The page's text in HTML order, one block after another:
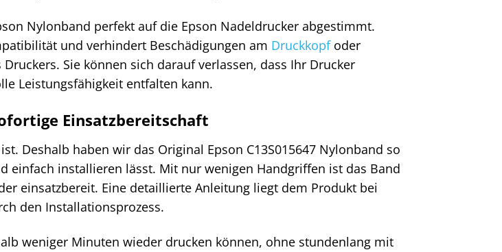
Nylonband perfekt auf die Epson Nadeldrucker abgestimmt.
und verhindert Beschädigungen am Druckkopfoder
Sie können sich darauf verlassen, dass Ihr Drucker
Leistungsfähigkeit entfalten kann.
Einsatzbereitschaft
Deshalb haben wir das Original Epson C13S015647 Nylonband so
einfach installieren lässt. Mit nur wenigen Handgriffen ist das Band
einsatzbereit. Eine detaillierte Anleitung liegt dem Produkt bei
den Installationsprozess.
weniger Minuten wieder drucken können, ohne stundenlang mit